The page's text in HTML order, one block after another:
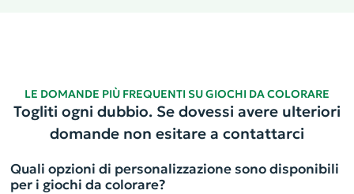
LE DOMANDE PIÙ FREQUENTI SU GIOCHI DA COLORARE
Togliti ogni dubbio. Se dovessi avere ulteriori
domande non esitare a contattarci
Quali opzioni di personalizzazione sono disponibili
per i giochi da colorare?